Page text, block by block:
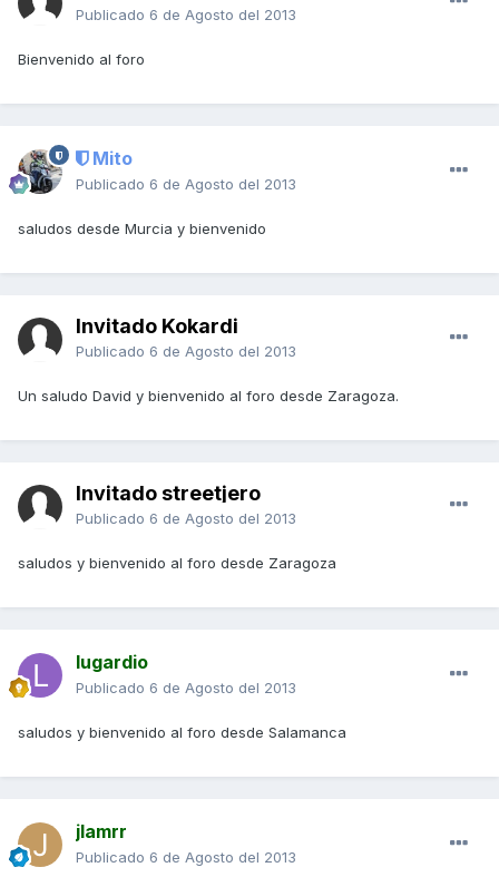
Publicado 6 de Agosto del 2013
Bienvenido al foro
Mito
Publicado 6 de Agosto del 2013
saludos desde Murcia y bienvenido
Invitado Kokardi
Publicado 6 de Agosto del 2013
Un saludo David y bienvenido al foro desde Zaragoza.
Invitado streetjero
Publicado 6 de Agosto del 2013
saludos y bienvenido al foro desde Zaragoza
lugardio
Publicado 6 de Agosto del 2013
saludos y bienvenido al foro desde Salamanca
jlamrr
Publicado 6 de Agosto del 2013